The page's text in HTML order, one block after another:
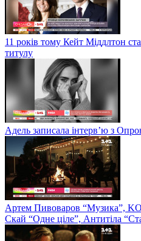
11 років тому Кейт Міддлтон
титулу
Адель записала інтерв’ю з
Артем Пивоваров “Музика”,
Скай “Одне ціле”, Антитіла